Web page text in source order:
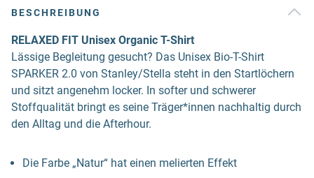
BESCHREIBUNG
RELAXED FIT Unisex Organic T-Shirt
Lässige Begleitung gesucht? Das Unisex Bio-T-Shirt
SPARKER 2.0 von Stanley/Stella steht in den Startlöchern
und sitzt angenehm locker. In softer und schwerer
Stoffqualität bringt es seine Träger*innen nachhaltig durch
den Alltag und die Afterhour.
Die Farbe „Natur“ hat einen melierten Effekt